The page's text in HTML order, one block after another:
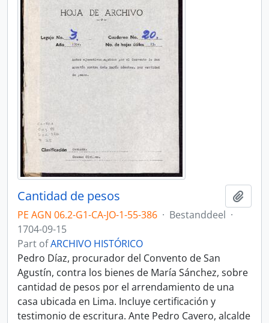
Cantidad de pesos
PE AGN 06.2-G1-CA-JO-1-55-386 · Bestanddeel ·
1704-09-15
Part ofARCHIVO HISTÓRICO
Pedro Díaz, procurador del Convento de San
Agustín, contra los bienes de María Sánchez, sobre
cantidad de pesos por el arrendamiento de una
casa ubicada en Lima. Incluye certificación y
testimonio de escritura. Ante Pedro Cavero, alcalde